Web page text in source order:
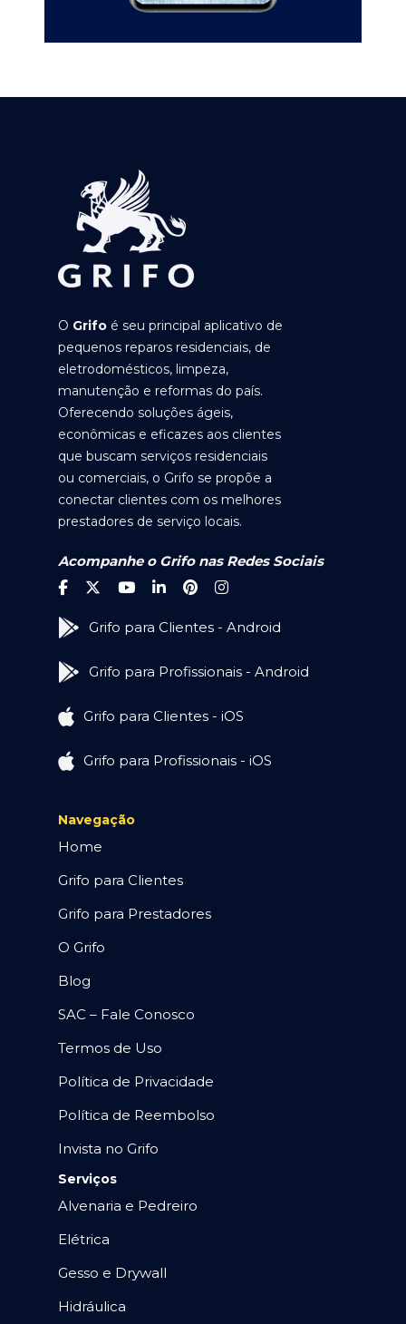
O Grifo é seu principal aplicativo de
pequenos reparos residenciais, de
eletrodomésticos, limpeza,
manutenção e reformas do país.
Oferecendo soluções ágeis,
econômicas e eficazes aos clientes
que buscam serviços residenciais
ou comerciais, o Grifo se propõe a
conectar clientes com os melhores
prestadores de serviço locais.
Acompanhe o Grifo nas Redes Sociais
Grifo para Clientes - Android
Grifo para Profissionais - Android
Grifo para Clientes - iOS
Grifo para Profissionais - iOS
Navegação
Home
Grifo para Clientes
Grifo para Prestadores
O Grifo
Blog
SAC – Fale Conosco
Termos de Uso
Política de Privacidade
Política de Reembolso
Invista no Grifo
Serviços
Alvenaria e Pedreiro
Elétrica
Gesso e Drywall
Hidráulica